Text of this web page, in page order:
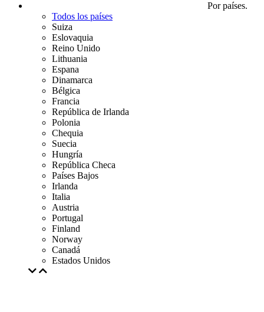
Por países.
Todos los países
Suiza
Eslovaquia
Reino Unido
Lithuania
Espana
Dinamarca
Bélgica
Francia
República de Irlanda
Polonia
Chequia
Suecia
Hungría
República Checa
Países Bajos
Irlanda
Italia
Austria
Portugal
Finland
Norway
Canadá
Estados Unidos